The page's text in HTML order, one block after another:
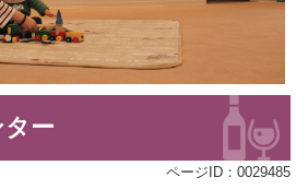
ー
ページID：0029485